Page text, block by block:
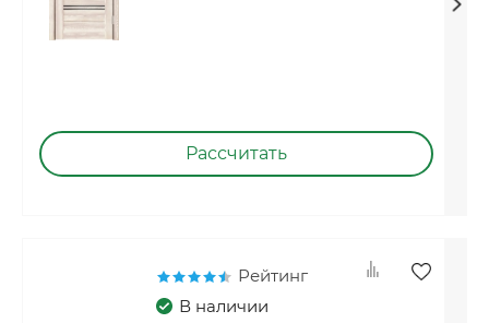
Рассчитать
Рейтинг
В наличии